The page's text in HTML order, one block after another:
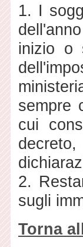
1. I
inizio o
sempre
cui
2.
sugli
Torna